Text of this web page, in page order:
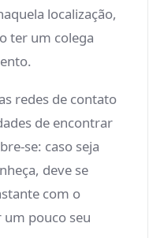
localização,
ter um colega
redes de contato
de encontrar
se: caso seja
deve se
com o
pouco seu